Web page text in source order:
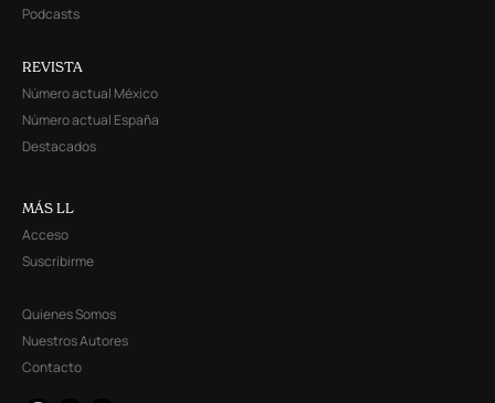
Podcasts
REVISTA
Número actual México
Número actual España
Destacados
MÁS LL
Acceso
Suscribirme
Quienes Somos
Nuestros Autores
Contacto